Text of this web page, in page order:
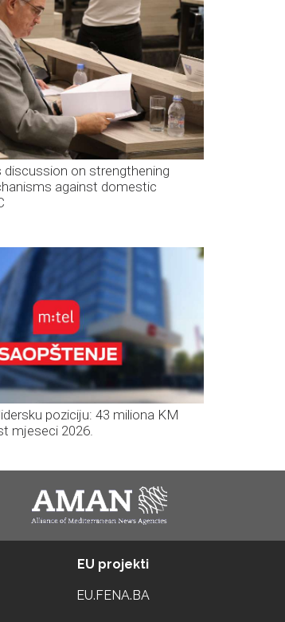
discussion on strengthening
against domestic
poziciju: 43 miliona KM
mjeseci 2026.
EU projekti
EU.FENA.BA